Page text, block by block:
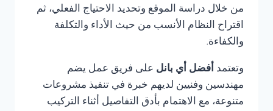
من خلال دراسة الموقع وتحديد الاحتياج الفعلي، ثم
اقتراح النظام الأنسب من حيث الأداء والتكلفة
والكفاءة.
وتعتمد أفضل أي بانل على فريق عمل يضم
مهندسين وفنيين لديهم خبرة في تنفيذ مشروعات
متنوعة، مع الاهتمام بأدق التفاصيل أثناء التركيب